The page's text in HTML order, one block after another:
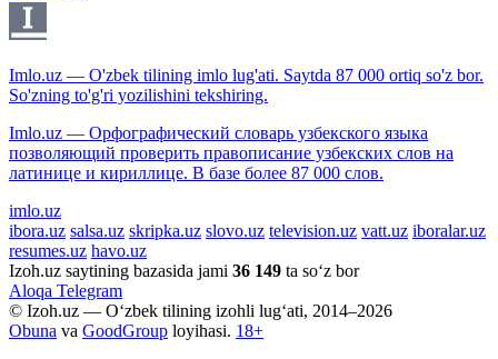
Imlo.uz — O'zbek tilining imlo lug'ati. Saytda 87 000 ortiq so'z bor.
So'zning to'g'ri yozilishini tekshiring.
Imlo.uz — Орфографический словарь узбекского языка
позволяющий проверить правописание узбекских слов на
латинице и кириллице. В базе более 87 000 слов.
imlo.uz
ibora.uz salsa.uz skripka.uz slovo.uz television.uz vatt.uz iboralar.uz
resumes.uz havo.uz
Izoh.uz saytining bazasida jami 36 149 ta so‘z bor
Aloqa Telegram
© Izoh.uz — O‘zbek tilining izohli lug‘ati, 2014–2026
Obuna va GoodGroup loyihasi. 18+